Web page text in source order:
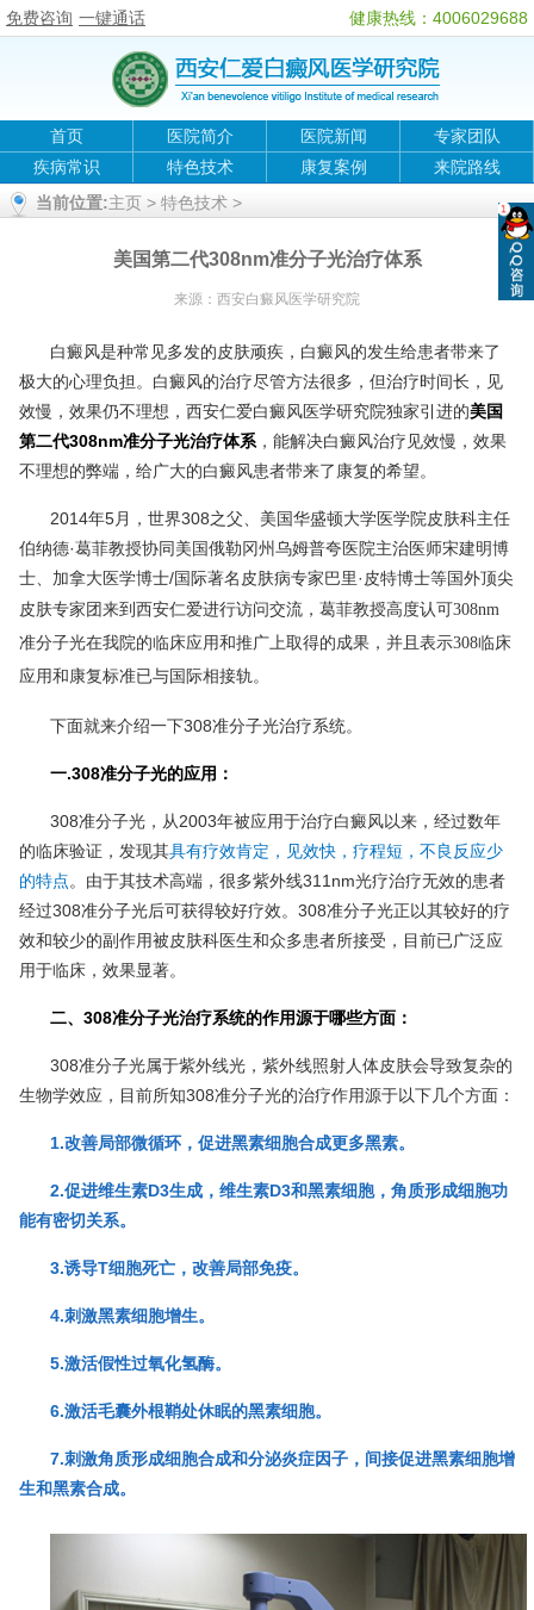
免费咨询 一键通话 健康热线：4006029688
首页 医院简介 医院新闻
专家团队
疾病常识
特色技术 康复案例
来院路线
当前位置:主页 > 特色技术 >
美国第二代308nm准分子光治疗体系
来源： 西安白癜风医学研究院
白癜风是种常见多发的皮肤顽疾，白癜风的发生给患者带来了
极大的心理负担。白癜风的治疗尽管方法很多，但治疗时间长，见
效慢，效果仍不理想， 西安仁爱白癜风医学研究院独家引进的美国
第二代308nm准分子光治疗体系 ，能解决白癜风治疗见效慢，效果
不理想的弊端，给广大的白癜风患者带来了康复的希望。
2014年5月，世界308之父、美国华盛顿大学医学院皮肤科主任
伯纳德·葛菲教授协同美国俄勒冈州乌姆普夸医院主治医师宋建明博
士、加拿大医学博士/国际著名皮肤病专家巴里·皮特博士等国外顶尖
皮肤专家团来到西安仁爱进行访问交流，葛菲教授高度认可308nm
准分子光在我院的临床应用和推广上取得的成果，并且表示308临床
应用和康复标准已与国际相接轨。
下面就来介绍一下308准分子光治疗系统。
一.308准分子光的应用：
308准分子光，从2003年被应用于治疗白癜风以来，经过数年
的临床验证，发现其具有疗效肯定，见效快，疗程短，不良反应少
的特点。由于其技术高端，很多紫外线311nm光疗治疗无效的患者
经过308准分子光后可获得较好疗效。308准分子光正以其较好的疗
效和较少的副作用被皮肤科医生和众多患者所接受，目前已广泛应
用于临床，效果显著。
二、308准分子光治疗系统的作用源于哪些方面：
308准分子光属于紫外线光，紫外线照射人体皮肤会导致复杂的
生物学效应，目前所知308准分子光的治疗作用源于以下几个方面：
1.改善局部微循环，促进黑素细胞合成更多黑素。
2.促进维生素D3生成，维生素D3和黑素细胞，角质形成细胞功
能有密切关系。
3.诱导T细胞死亡，改善局部免疫。
4.刺激黑素细胞增生。
5.激活假性过氧化氢酶。
6.激活毛囊外根鞘处休眠的黑素细胞。
7.刺激角质形成细胞合成和分泌炎症因子，间接促进黑素细胞增
生和黑素合成。